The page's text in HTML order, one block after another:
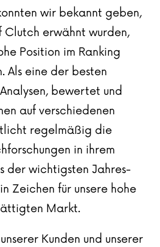
wir bekannt geben,
Clutch erwähnt wurden,
Position im Ranking
Als eine der besten
bewertet und
auf verschiedenen
regelmäßig die
in ihrem
der wichtigsten Jahres-
Zeichen für unsere hohe
Markt.
Kunden und unserer